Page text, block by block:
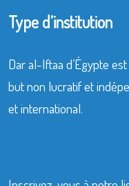
Type d’institution
Dar al-Iftaa d’Égypte
but non lucratif et
et international.